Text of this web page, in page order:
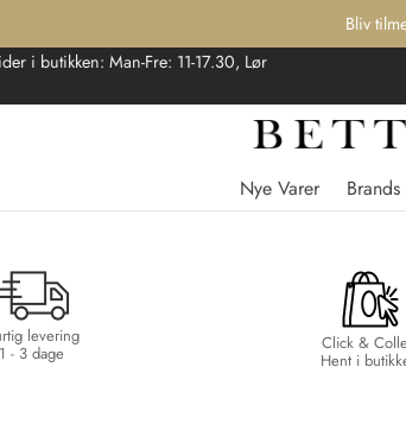
Bliv
i butikken: Man-Fre: 11-17.30, Lør
Nye Varer Brands
levering
1 - 3 dage Click &
Hent i